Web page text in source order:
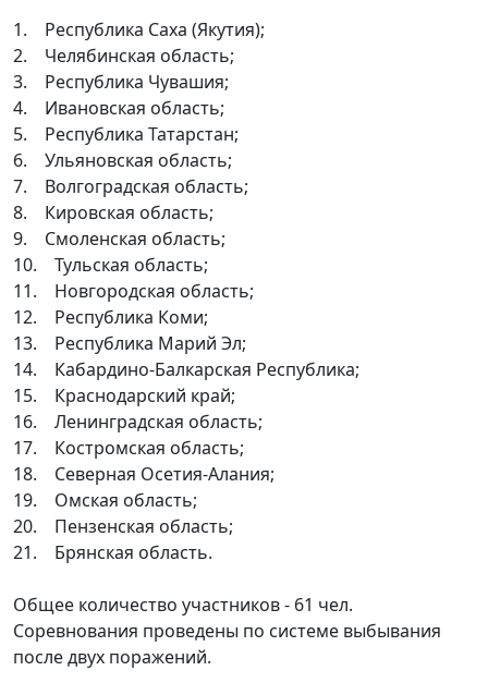
1. Республика Саха (Якутия);
2. Челябинская область;
3. Республика Чувашия;
4. Ивановская область;
5. Республика Татарстан;
6. Ульяновская область;
7. Волгоградская область;
8. Кировская область;
9. Смоленская область;
10. Тульская область;
11. Новгородская область;
12. Республика Коми;
13. Республика Марий Эл;
14. Кабардино-Балкарская Республика;
15. Краснодарский край;
16. Ленинградская область;
17. Костромская область;
18. Северная Осетия-Алания;
19. Омская область;
20. Пензенская область;
21. Брянская область.
Общее количество участников - 61 чел.
Соревнования проведены по системе выбывания
после двух поражений.